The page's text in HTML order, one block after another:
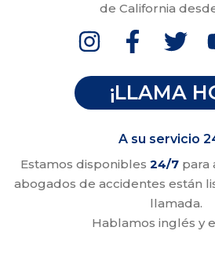
de California
¡LLAMA
A su servicio
Estamos disponibles 24/7 para
abogados de accidentes están
llamada.
Hablamos inglés y